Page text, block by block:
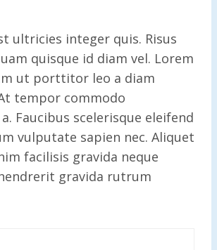
ultricies integer quis. Risus
quisque id diam vel. Lorem
ut porttitor leo a diam
tempor commodo
Faucibus scelerisque eleifend
vulputate sapien nec. Aliquet
facilisis gravida neque
gravida rutrum